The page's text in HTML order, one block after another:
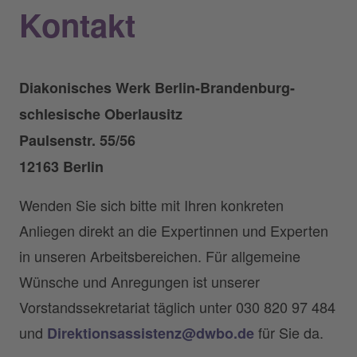
Kontakt
Diakonisches Werk Berlin-Brandenburg-
schlesische Oberlausitz
Paulsenstr. 55/56
12163 Berlin
Wenden Sie sich bitte mit Ihren konkreten
Anliegen direkt an die Expertinnen und Experten
in unseren Arbeitsbereichen. Für allgemeine
Wünsche und Anregungen ist unserer
Vorstandssekretariat täglich unter 030 820 97 484
und Direktionsassistenz@dwbo.de für Sie da.